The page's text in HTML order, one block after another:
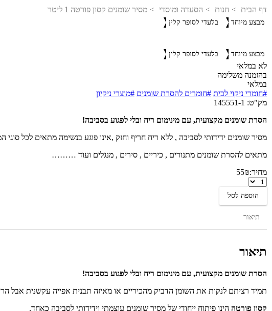
דף הבית חנות הסעדה ומוסדי מסיר שומנים קסון פורטה 1 ליטר
מבצע מיוחד בלעדי לסופר קלין
מבצע מיוחד בלעדי לסופר קלין
לא במלאי
בהזמנה משלימה
במלאי
#חומרי ניקוי לבית #חומרים להסרת שומנים #מוצרי ניקיון
מק"ט: 145551-1
הסרת שומנים מקצועית, עם מינימום ריח ובלי לפגוע בסביבה!
מסיר שומנים ידידותי לסביבה , ללא ריח חריף וחזק ,אינו פוגע בנשימה מתאים לכל
מתאים להסרת שומנים מתנורים , כיריים , סירים , מנגלים ועוד ………
מחיר:
55₪
מסיר
קסון
פורטה
הוספה לסל
תיאור
תיאור
הסרת שומנים מקצועית, עם מינימום ריח ובלי לפגוע בסביבה!
תמיד רציתם לנקות את השומן הדביק מהכיריים או מאיזה תבנית אפייה עקשנית
קסון פורטה הינו פיתוח ייחודי של מסיר שומנים עוצמתי וידידותי לסביבה כאחד.